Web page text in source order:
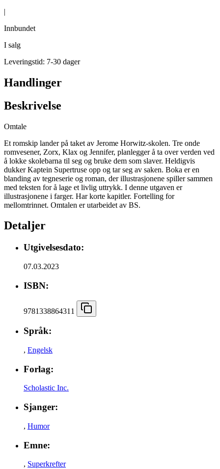
|
Innbundet
I salg
Leveringstid: 7-30 dager
Handlinger
Beskrivelse
Omtale
Et romskip lander på taket av Jerome Horwitz-skolen. Tre onde
romvesener, Zorx, Klax og Jennifer, planlegger å ta over verden ved
å lokke skolebarna til seg og bruke dem som slaver. Heldigvis
dukker Kaptein Supertruse opp og tar seg av saken. Boka er en
blanding av tegneserie og roman, der illustrasjonene spiller sammen
med teksten for å lage et livlig uttrykk. I denne utgaven er
illustrasjonene i farger. Har korte kapitler. Fortelling for
mellomtrinnet. Omtalen er utarbeidet av BS.
Detaljer
Utgivelsesdato:
07.03.2023
ISBN:
9781338864311
Språk:
, Engelsk
Forlag:
Scholastic Inc.
Sjanger:
, Humor
Emne:
, Superkrefter